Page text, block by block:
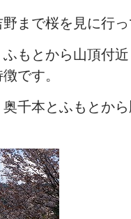
まで桜を見に行
もとから山頂付
です。
千本とふもとか